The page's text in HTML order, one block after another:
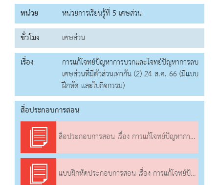
หน่วย
หน่วยการเรียนรู้ที่ 5 เศษส่วน
ชั่วโมง
เศษส่วน
เรื่อง
การแก้โจทย์ปัญหาการบวกและโจทย์ปัญหาการลบ
เศษส่วนที่มีตัวส่วนเท่ากัน (2) 24 ส.ค. 66 (มีแบบ
ฝึกหัด และใบกิจกรรม)
สื่อประกอบการสอน
สื่อประกอบการสอน เรื่อง การแก้โจทย์ปัญหาการบวกและโจทย์ปัญหาการลบเศษส่วนที่มีตัวส่วนเท่ากัน (2)
แบบฝึกหัดประกอบการสอน เรื่อง การแก้โจทย์ปัญหาการบวกและโจทย์ปัญหาการลบเศษส่วนที่มีตัวส่วนเท่ากัน (2)